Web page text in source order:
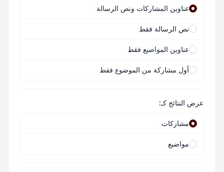
عناوين المشاركات ونص الرسالة
نص الرسالة فقط
عناوين المواضيع فقط
أول مشاركة من الموضوع فقط
عرض النتائج كـ:
مشاركات
مواضيع